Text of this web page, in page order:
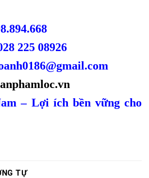
225 08926
– Lợi ích bền vững cho
TỰ